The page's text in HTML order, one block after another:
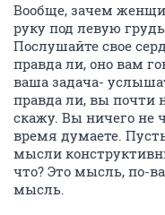
Вообще, зачем
руку под левую
Послушайте свое
правда ли, оно вам
ваша задача-
правда ли, вы почти
скажу. Вы ничего не
время думаете.
мысли
что? Это мысль, по-
мысль.